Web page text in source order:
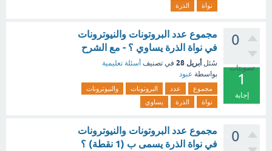
نواة
الذرة
0
تصويتات
1
إجابة
مجموع عدد البروتونات والنيوترونات
في نواة الذرة يساوي ؟ - مع الشرح
سُئل أبريل 28 في تصنيف أسئلة تعليمية
بواسطة عبود
مجموع عدد البروتونات
والنيوترونات
نواة
الذرة يساوي
0
مجموع عدد البروتونات والنيوترونات
في نواة الذرة يسمى ب (1 نقطة) ؟